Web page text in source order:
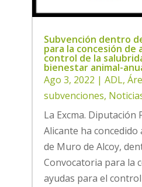
Subvención dentro
para la concesión de
control de la
bienestar animal-
Ago 3, 2022 | ADL,
subvenciones,
La Excma. Diputación
Alicante ha
de Muro de Alcoy,
Convocatoria para la
ayudas para el